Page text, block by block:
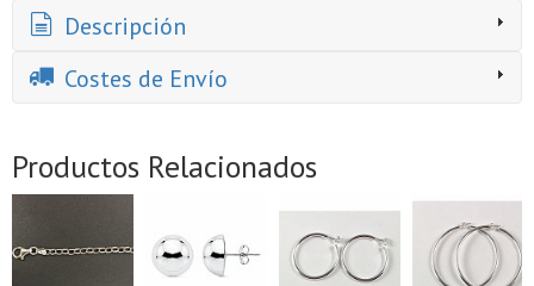
Descripción
Costes de Envío
Productos Relacionados